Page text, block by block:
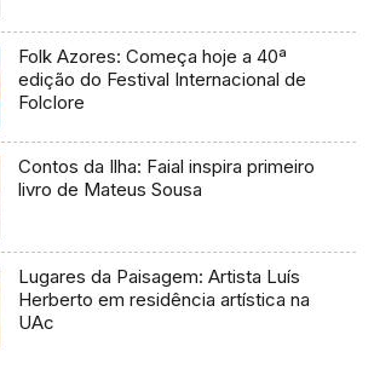
Folk Azores: Começa hoje a 40ª
edição do Festival Internacional de
Folclore
Contos da Ilha: Faial inspira primeiro
livro de Mateus Sousa
Lugares da Paisagem: Artista Luís
Herberto em residência artística na
UAc